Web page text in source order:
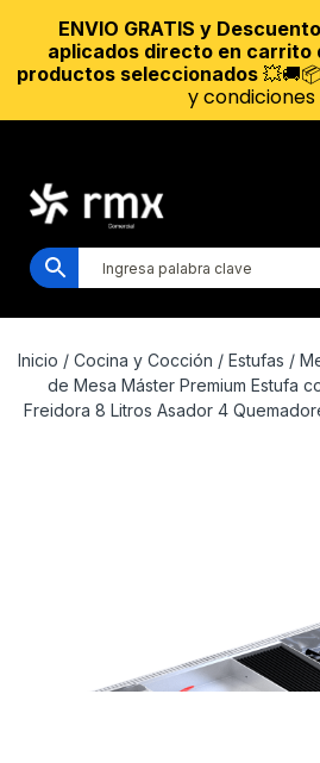
Inicio / Cocina y Cocción / Estufas /
de Mesa Máster Premium Estufa
Freidora 8 Litros Asador 4
ENVIO GRATIS y
aplicados directo en carrito
productos seleccionados
y condiciones